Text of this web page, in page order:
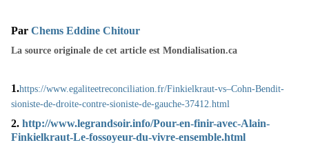
Par Chems Eddine Chitour
La source originale de cet article est Mondialisation.ca
1.https://www.egaliteetreconciliation.fr/Finkielkraut-vs–Cohn-Bendit-
sioniste-de-droite-contre-sioniste-de-gauche-37412.html
2. http://www.legrandsoir.info/Pour-en-finir-avec-Alain-
Finkielkraut-Le-fossoyeur-du-vivre-ensemble.html